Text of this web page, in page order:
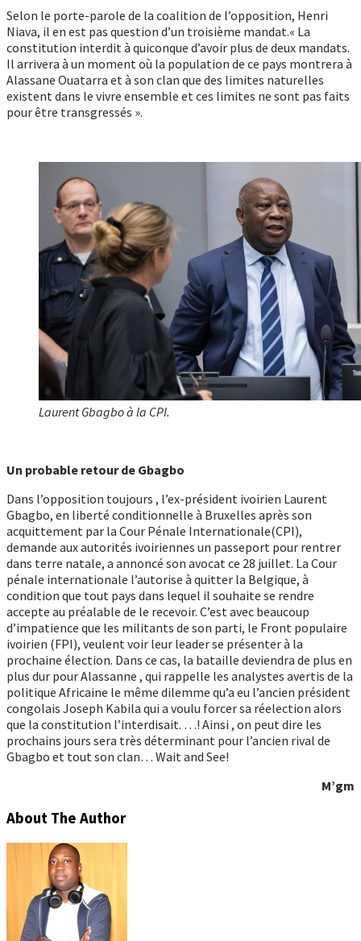
Selon le porte-parole de la coalition de l’opposition, Henri
Niava, il en est pas question d’un troisième mandat.« La
constitution interdit à quiconque d’avoir plus de deux mandats.
Il arrivera à un moment où la population de ce pays montrera à
Alassane Ouatarra et à son clan que des limites naturelles
existent dans le vivre ensemble et ces limites ne sont pas faits
pour être transgressés ».
Laurent Gbagbo à la CPI.
Un probable retour de Gbagbo
Dans l’opposition toujours , l’ex-président ivoirien Laurent
Gbagbo, en liberté conditionnelle à Bruxelles après son
acquittement par la Cour Pénale Internationale(CPI),
demande aux autorités ivoiriennes un passeport pour rentrer
dans terre natale, a annoncé son avocat ce 28 juillet. La Cour
pénale internationale l’autorise à quitter la Belgique, à
condition que tout pays dans lequel il souhaite se rendre
accepte au préalable de le recevoir. C’est avec beaucoup
d’impatience que les militants de son parti, le Front populaire
ivoirien (FPI), veulent voir leur leader se présenter à la
prochaine élection. Dans ce cas, la bataille deviendra de plus en
plus dur pour Alassanne , qui rappelle les analystes avertis de la
politique Africaine le même dilemme qu’a eu l’ancien président
congolais Joseph Kabila qui a voulu forcer sa réelection alors
que la constitution l’interdisait. …! Ainsi , on peut dire les
prochains jours sera très déterminant pour l’ancien rival de
Gbagbo et tout son clan… Wait and See!
M’gm
About The Author